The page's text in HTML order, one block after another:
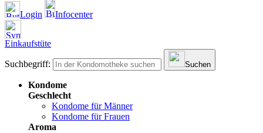
Login Infocenter
Einkaufstüte
Suchbegriff: Suchen
Kondome
Geschlecht
Kondome für Männer
Kondome für Frauen
Aroma